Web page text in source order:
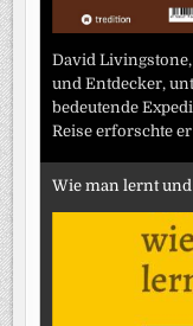
David
und Entdecker,
bedeutende
Reise erforschte
Wie man lernt